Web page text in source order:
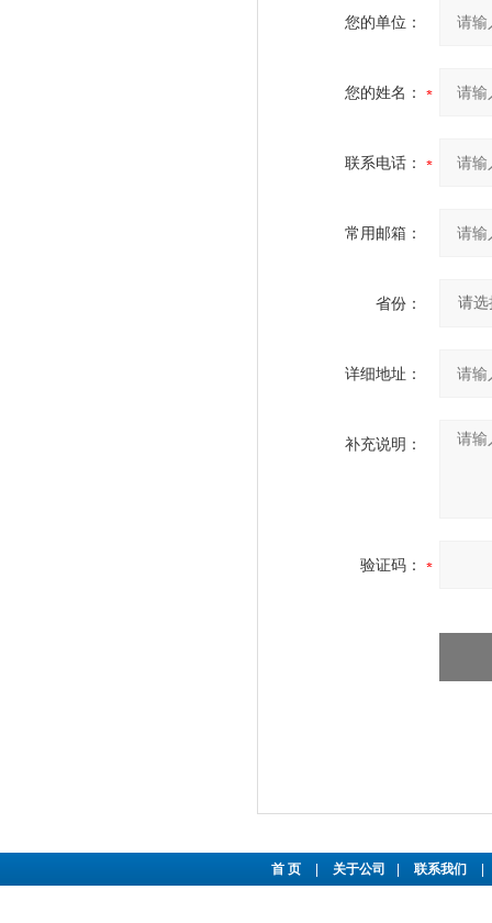
您的单位：
您的姓名：
联系电话：
常用邮箱：
省份：
详细地址：
补充说明：
验证码：
首 页 关于公司 联系我们